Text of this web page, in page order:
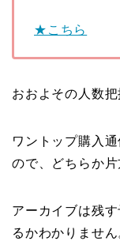
★こちら
おおよその人数
ワントップ購入
ので、どちらか
アーカイブは残
るかわかりません